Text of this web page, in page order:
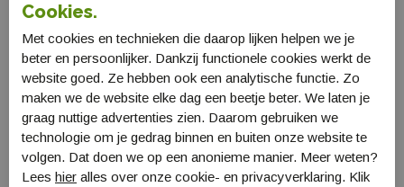
Cookies.
Met cookies en technieken die daarop lijken helpen we je
beter en persoonlijker. Dankzij functionele cookies werkt de
website goed. Ze hebben ook een analytische functie. Zo
maken we de website elke dag een beetje beter. We laten je
graag nuttige advertenties zien. Daarom gebruiken we
technologie om je gedrag binnen en buiten onze website te
volgen. Dat doen we op een anonieme manier. Meer weten?
Lees hier alles over onze cookie- en privacyverklaring. Klik